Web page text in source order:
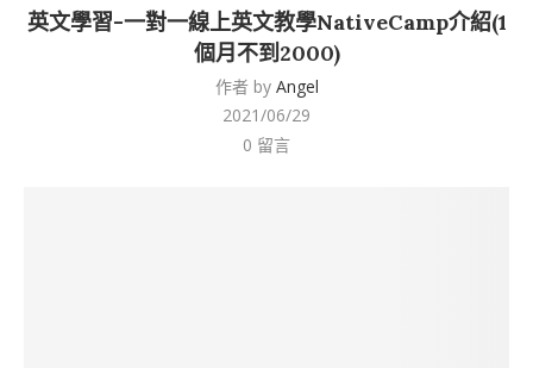
英文學習-一對一線上英文教學NativeCamp介紹(1
個月不到2000)
作者 by Angel
2021/06/29
0 留言